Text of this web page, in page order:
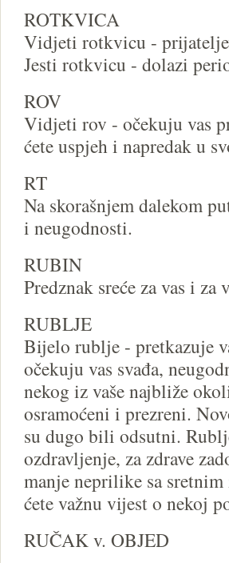
ROTKVICA
Vidjeti rotkvicu -
Jesti rotkvicu - dolazi
ROV
Vidjeti rov - očekuju vas
ćete uspjeh i napredak u
RT
Na skorašnjem dalekom
i neugodnosti.
RUBIN
Predznak sreće za vas i za
RUBLJE
Bijelo rublje - pretkazuje
očekuju vas svađa,
nekog iz vaše najbliže
osramoćeni i prezreni.
su dugo bili odsutni.
ozdravljenje, za zdrave
manje neprilike sa
ćete važnu vijest o nekoj
RUČAK v. OBJED